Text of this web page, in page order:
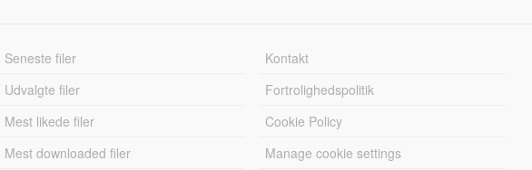
Seneste filer
Udvalgte filer
Mest likede filer
Mest downloaded filer
Kontakt
Fortrolighedspolitik
Cookie Policy
Manage cookie settings